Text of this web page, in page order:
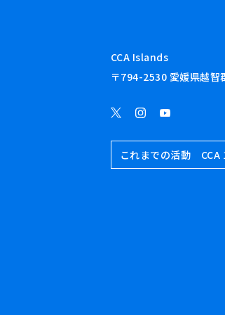
CCA Islands
〒794-2530 愛媛県越智
これまでの活動 CCA